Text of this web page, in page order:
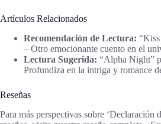
Artículos Relacionados
Recomendación de Lectura:
– Otro emocionante cuento en el
Lectura Sugerida: “Alpha Night”
Profundiza en la intriga y romance
Reseñas
Para más perspectivas sobre ‘Declaración